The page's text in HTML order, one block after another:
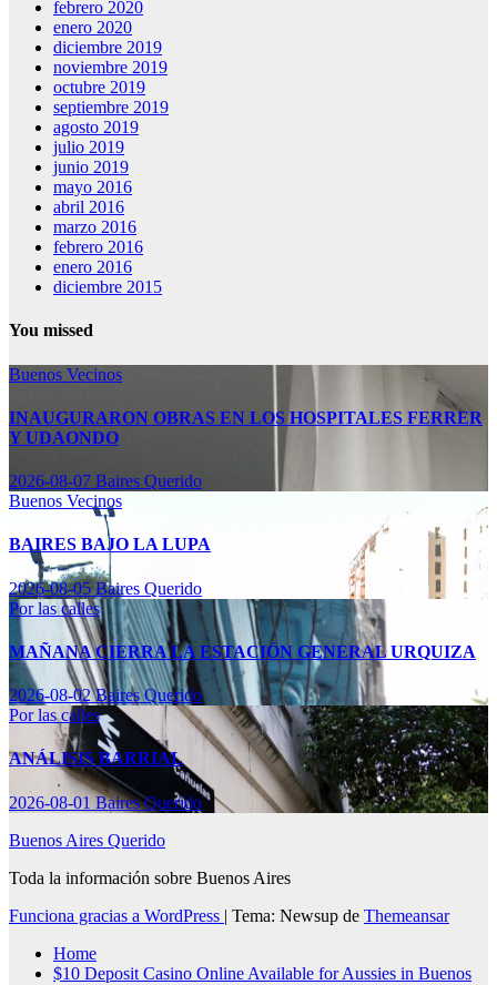
febrero 2020
enero 2020
diciembre 2019
noviembre 2019
octubre 2019
septiembre 2019
agosto 2019
julio 2019
junio 2019
mayo 2016
abril 2016
marzo 2016
febrero 2016
enero 2016
diciembre 2015
You missed
Buenos Vecinos
INAUGURARON OBRAS EN LOS HOSPITALES FERRER
Y UDAONDO
2026-08-07 Baires Querido
Buenos Vecinos
BAIRES BAJO LA LUPA
2026-08-05Baires Querido
Por las calles
MAÑANA CIERRA LA ESTACIÓN GENERAL URQUIZA
2026-08-02Baires Querido
Por las calles
ANÁLISIS BARRIAL
2026-08-01Baires Querido
Buenos Aires Querido
Toda la información sobre Buenos Aires
Funciona gracias a WordPress | Tema: Newsup de Themeansar
Home
$10 Deposit Casino Online Available for Aussies in Buenos